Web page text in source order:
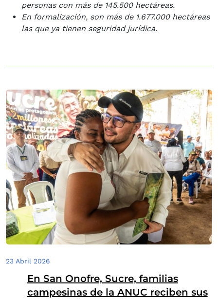
personas con más de 145.500 hectáreas.
En formalización, son más de 1.677.000 hectáreas
las que ya tienen seguridad jurídica.
23 Abril 2026
En San Onofre, Sucre, familias
campesinas de la ANUC reciben sus